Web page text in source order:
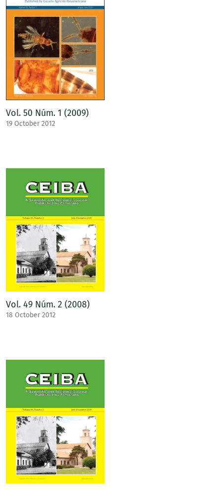
Vol. 50 Núm. 1 (2009)
19 October 2012
Vol. 49 Núm. 2 (2008)
18 October 2012